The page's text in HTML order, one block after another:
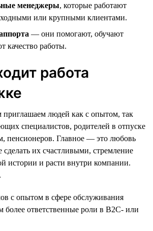
менеджеры, которые работают
или крупными клиентами.
— они помогают, обучают
качество работы.
работа
людей как с опытом, так
специалистов, родителей в отпуске
пенсионеров. Главное — это любовь
их счастливыми, стремление
истории и расти внутри компании.
с опытом в сфере обслуживания
более ответственные роли в B2C- или